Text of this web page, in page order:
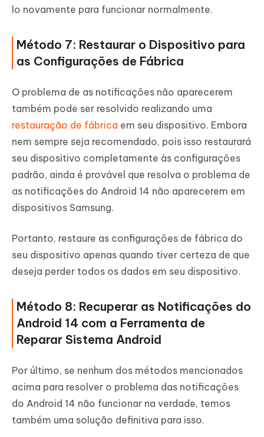
lo novamente para funcionar normalmente.
Método 7: Restaurar o Dispositivo para
as Configurações de Fábrica
O problema de as notificações não aparecerem
também pode ser resolvido realizando uma
restauração de fábrica em seu dispositivo. Embora
nem sempre seja recomendado, pois isso restaurará
seu dispositivo completamente às configurações
padrão, ainda é provável que resolva o problema de
as notificações do Android 14 não aparecerem em
dispositivos Samsung.
Portanto, restaure as configurações de fábrica do
seu dispositivo apenas quando tiver certeza de que
deseja perder todos os dados em seu dispositivo.
Método 8: Recuperar as Notificações do
Android 14 com a Ferramenta de
Reparar Sistema Android
Por último, se nenhum dos métodos mencionados
acima para resolver o problema das notificações
do Android 14 não funcionar na verdade, temos
também uma solução definitiva para isso.